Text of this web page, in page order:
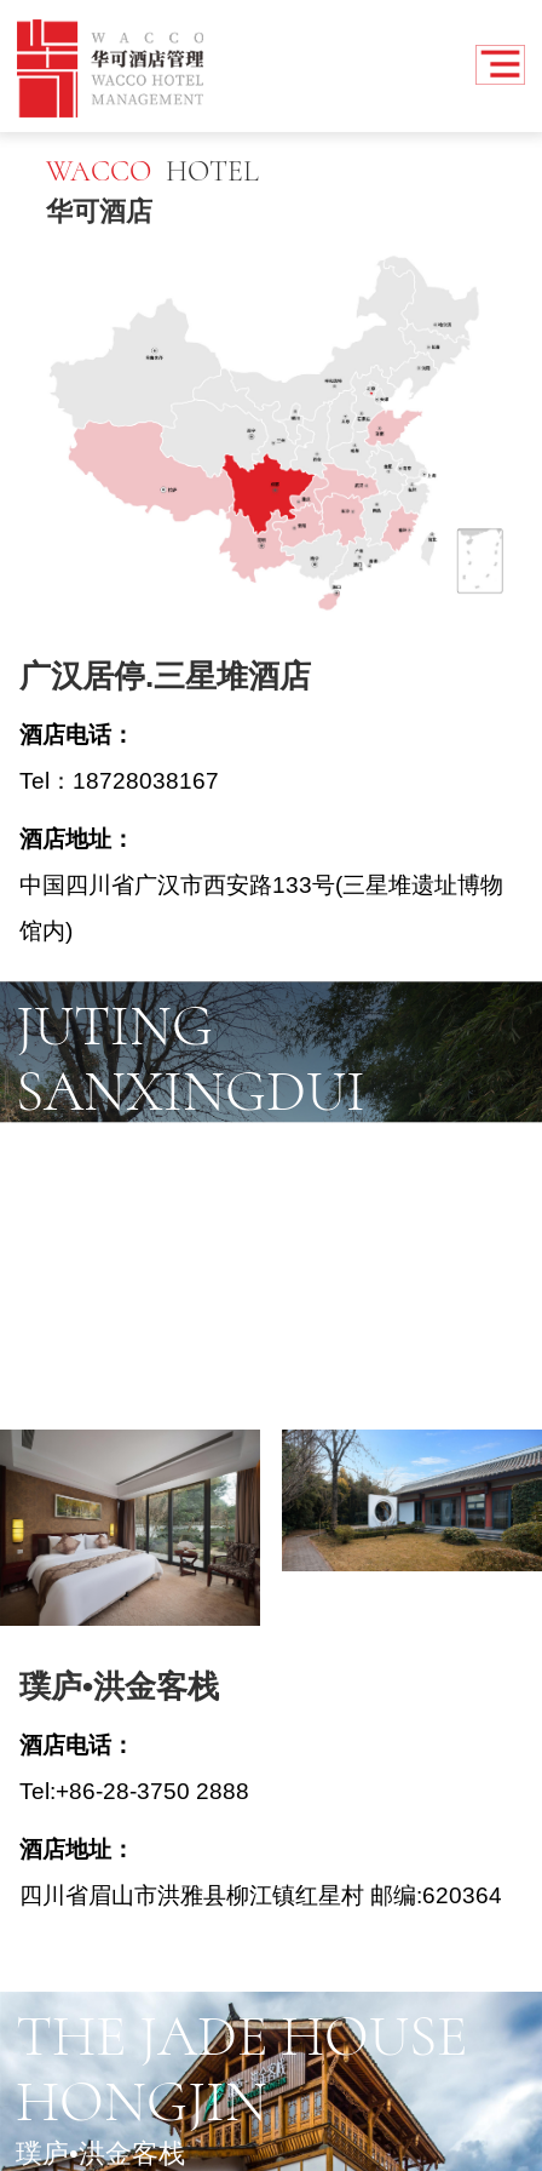
WACCO HOTEL
华可酒店
JUTING
SANXINGDUI
广汉居停.三星堆酒店
酒店电话：
Tel：18728038167
酒店地址：
中国四川省广汉市西安路133号(三星堆遗址博物
馆内)
THE JADE HOUSE
HONGJIN
璞庐•洪金客栈
璞庐•洪金客栈
酒店电话：
Tel:+86-28-3750 2888
酒店地址：
四川省眉山市洪雅县柳江镇红星村 邮编:620364